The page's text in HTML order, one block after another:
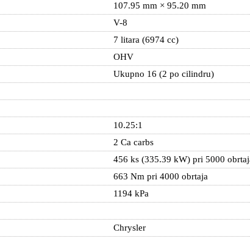
107.95 mm × 95.20 mm
V-8
7 litara (6974 cc)
OHV
Ukupno 16 (2 po cilindru)
10.25:1
2 Ca carbs
456 ks (335.39 kW) pri 5000
663 Nm pri 4000 obrtaja
1194 kPa
Chrysler